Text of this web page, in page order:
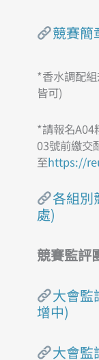
競賽簡
*香水調配
皆可)
*請報名A04
03號前繳交
至https://
各組別
處)
競賽監評
大會監
增中)
大會監